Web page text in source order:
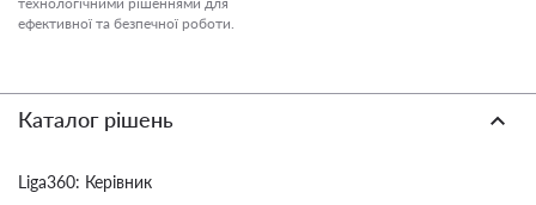
ефективної та безпечної роботи.
Каталог рішень
Liga360: Керівник